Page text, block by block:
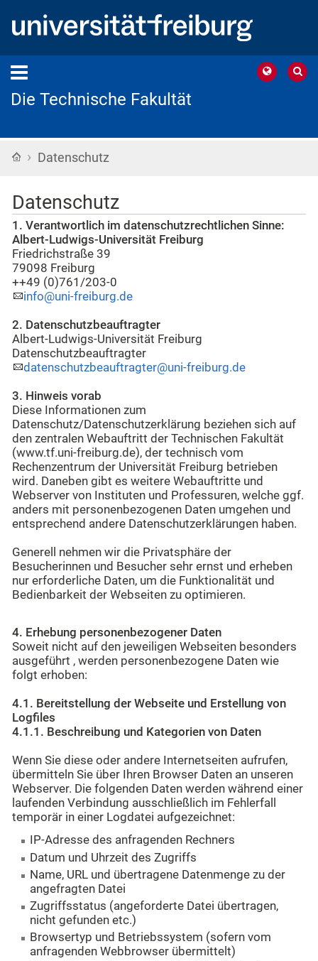
Die Technische Fakultät
Startseite
› Datenschutz
Datenschutz
1. Verantwortlich im datenschutzrechtlichen Sinne:
Albert-Ludwigs-Universität Freiburg
Friedrichstraße 39
79098 Freiburg
++49 (0)761/203-0
info@uni-freiburg.de
2. Datenschutzbeauftragter
Albert-Ludwigs-Universität Freiburg
Datenschutzbeauftragter
datenschutzbeauftragter@uni-freiburg.de
3. Hinweis vorab
Diese Informationen zum
Datenschutz/Datenschutzerklärung beziehen sich auf
den zentralen Webauftritt der Technischen Fakultät
(www.tf.uni-freiburg.de), der technisch vom
Rechenzentrum der Universität Freiburg betrieben
wird. Daneben gibt es weitere Webauftritte und
Webserver von Instituten und Professuren, welche ggf.
anders mit personenbezogenen Daten umgehen und
entsprechend andere Datenschutzerklärungen haben.
Generell nehmen wir die Privatsphäre der
Besucherinnen und Besucher sehr ernst und erheben
nur erforderliche Daten, um die Funktionalität und
Bedienbarkeit der Webseiten zu optimieren.
4. Erhebung personenbezogener Daten
Soweit nicht auf den jeweiligen Webseiten besonders
ausgeführt , werden personenbezogene Daten wie
folgt erhoben:
4.1. Bereitstellung der Webseite und Erstellung von
Logfiles
4.1.1. Beschreibung und Kategorien von Daten
Wenn Sie diese oder andere Internetseiten aufrufen,
übermitteln Sie über Ihren Browser Daten an unseren
Webserver. Die folgenden Daten werden während einer
laufenden Verbindung ausschließlich im Fehlerfall
temporär in einer Logdatei aufgezeichnet:
IP-Adresse des anfragenden Rechners
Datum und Uhrzeit des Zugriffs
Name, URL und übertragene Datenmenge zu der
angefragten Datei
Zugriffsstatus (angeforderte Datei übertragen,
nicht gefunden etc.)
Browsertyp und Betriebssystem (sofern vom
anfragenden Webbrowser übermittelt)